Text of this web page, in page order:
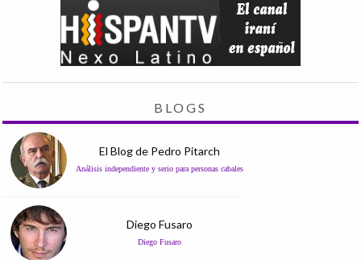
BLOGS
El Blog de Pedro Pitarch
Análisis independiente y serio para personas cabales
Diego Fusaro
Diego Fusaro